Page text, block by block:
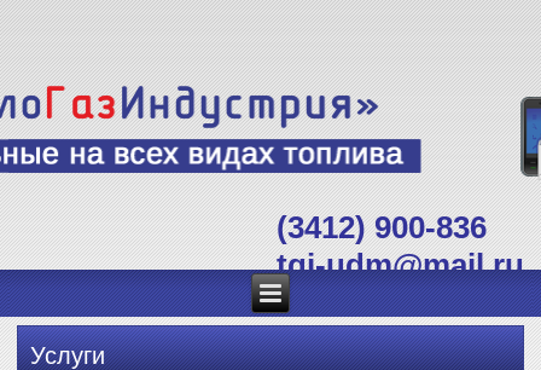
(3412) 900-836
tgi-udm@mail.ru
Услуги